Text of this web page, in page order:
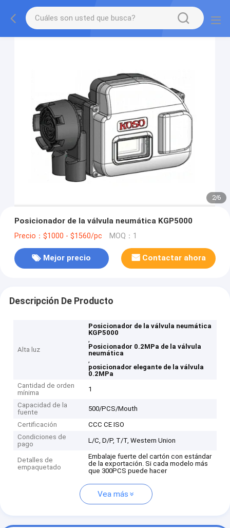
2/6
Posicionador de la válvula neumática KGP5000
Precio：$1000 - $1560/pc MOQ：1
Mejor precio Contactar ahora
Descripción De Producto
Alta luz
Posicionador de la válvula neumática
KGP5000
,
Posicionador 0.2MPa de la válvula
neumática
,
posicionador elegante de la válvula
0.2MPa
Cantidad de orden
mínima
1
Capacidad de la
fuente
500/PCS/Mouth
Certificación
CCC CE ISO
Condiciones de
pago
L/C, D/P, T/T, Western Union
Detalles de
empaquetado
Embalaje fuerte del cartón con estándar
de la exportación. Si cada modelo más
que 300PCS puede hacer
Vea más